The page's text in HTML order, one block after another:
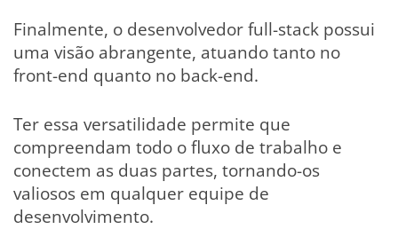
Finalmente, o desenvolvedor full-stack possui
uma visão abrangente, atuando tanto no
front-end quanto no back-end.
Ter essa versatilidade permite que
compreendam todo o fluxo de trabalho e
conectem as duas partes, tornando-os
valiosos em qualquer equipe de
desenvolvimento.